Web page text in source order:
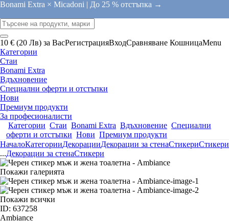
Bonami Extra × Micadoni | До 25 % отстъпка →
10 € (20 Лв) за ВасРегистрацияВходСравняване КошницаMenu
Категории
Стаи
Bonami Extra
Вдъхновение
Специални оферти и отстъпки
Нови
Премиум продукти
За професионалисти
Категории Стаи Bonami Extra Вдъхновение Специални
оферти и отстъпки Нови Премиум продукти
НачалоКатегорииДекорацииДекорации за стенаСтикериСтикери
...Декорации за стенаСтикери
Покажи галерията
Покажи всички
ID: 637258
Ambiance